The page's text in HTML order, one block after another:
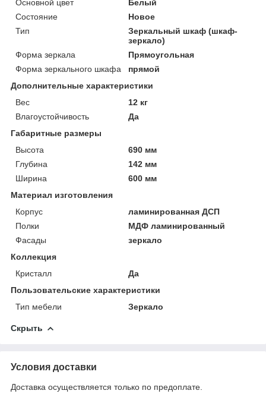
Основной цвет
Белый
Состояние
Новое
Тип
Зеркальный шкаф (шкаф-
зеркало)
Форма зеркала
Прямоугольная
Форма зеркального шкафа
прямой
Дополнительные характеристики
Вес
12 кг
Влагоустойчивость
Да
Габаритные размеры
Высота
690 мм
Глубина
142 мм
Ширина
600 мм
Материал изготовления
Корпус
ламинированная ДСП
Полки
МДФ ламинированный
Фасады
зеркало
Коллекция
Кристалл
Да
Пользовательские характеристики
Тип мебели
Зеркало
Скрыть
Условия доставки
Доставка осуществляется только по предоплате.